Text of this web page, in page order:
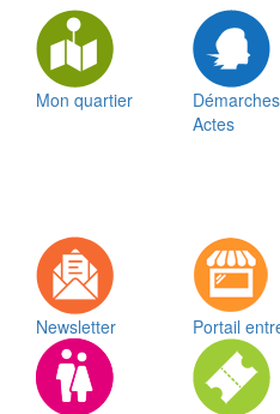
Mon quartier
Actes
Newsletter Portail